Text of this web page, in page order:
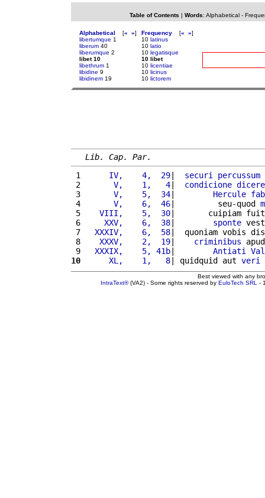
Table of Contents | Words: Alphabetical-
Alphabetical [« »]
libertumque 1
liberum 40
liberumque 2
libet 10
libethrum 1
libidine 9
libidinem 19
Frequency [« »]
10 latinus
10 latio
10 legatisque
10 libet
10 licentiae
10 licinus
10 lictorem
Lib. Cap. Par.
1
     IV,    4,  29
| securi
percussum
2
      V,    1,   4
| condicione dicere
3
      V,    5,  34
| Hercule
4
      V,    6,  46
|         seu-quod
5
   VIII,    5,  30
|       cuipiam
6
    XXV,    6,  38
| sponte
7
  XXXIV,    6,  58
|  quoniam vobis
8
   XXXV,    2,  19
| criminibus
9
  XXXIX,    5, 41b
| Antiati
10
     XL,    1,   8
| quidquid aut veri
Best viewed with any
IntraText®(VA2) - Some rights reserved by EuloTech SRL -